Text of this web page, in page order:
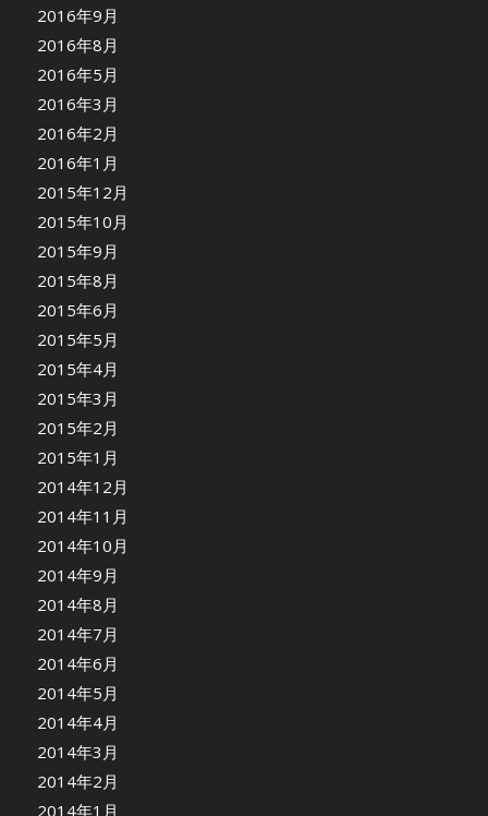
2016年9月
2016年8月
2016年5月
2016年3月
2016年2月
2016年1月
2015年12月
2015年10月
2015年9月
2015年8月
2015年6月
2015年5月
2015年4月
2015年3月
2015年2月
2015年1月
2014年12月
2014年11月
2014年10月
2014年9月
2014年8月
2014年7月
2014年6月
2014年5月
2014年4月
2014年3月
2014年2月
2014年1月